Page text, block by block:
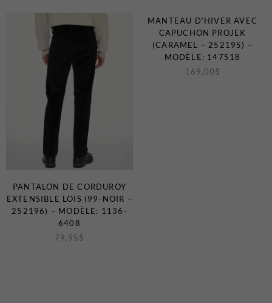
PANTALON DE CORDUROY
EXTENSIBLE LOIS (99-NOIR –
252196) – MODÈLE: 1136-
6408
79,95 $
MANTEAU D’HIVER AVEC
CAPUCHON PROJEK
(CARAMEL – 252195) –
MODÈLE: 147518
169,00 $